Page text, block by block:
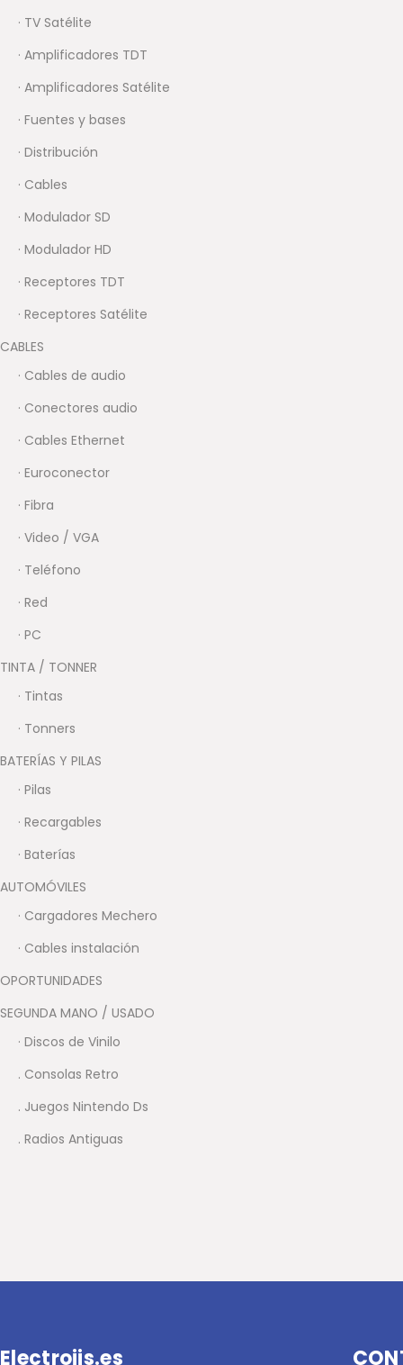
· TV Satélite
· Amplificadores TDT
· Amplificadores Satélite
· Fuentes y bases
· Distribución
· Cables
· Modulador SD
· Modulador HD
· Receptores TDT
· Receptores Satélite
CABLES
· Cables de audio
· Conectores audio
· Cables Ethernet
· Euroconector
· Fibra
· Video / VGA
· Teléfono
· Red
· PC
TINTA / TONNER
· Tintas
· Tonners
BATERÍAS Y PILAS
· Pilas
· Recargables
· Baterías
AUTOMÓVILES
· Cargadores Mechero
· Cables instalación
OPORTUNIDADES
SEGUNDA MANO / USADO
· Discos de Vinilo
. Consolas Retro
. Juegos Nintendo Ds
. Radios Antiguas
Electrojis.es